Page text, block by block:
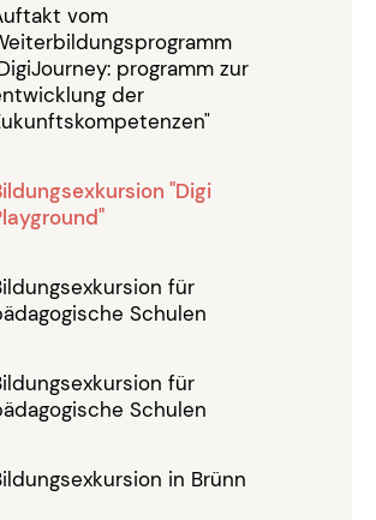
vom
programm zur
der
"Digi
für
Schulen
für
Schulen
in Brünn